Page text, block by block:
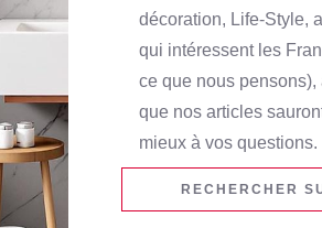
décoration, Life-Style,
qui intéressent les
ce que nous pensons),
que nos articles
mieux à vos questions.
RECHERCHER